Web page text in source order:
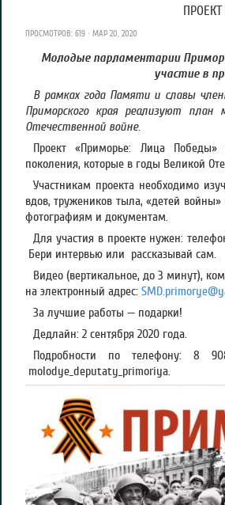
ПРОСМОТРОВ: 619 · МАР 20, 2020
Молодые парламентарии
участие в
В рамках года Памяти и славы
Приморского края реализуют
Отечественной войне.
Проект «Приморье: Лица Победы»
поколения, которые в годы Великой
Участникам проекта необходимо
вдов, тружеников тыла, «детей
фотографиям и документам.
Для участия в проекте нужен:
Бери интервью или рассказывай сам.
Видео (вертикальное, до 3 минут),
на электронный адрес:
За лучшие работы — подарки!
Дедлайн: 2 сентября 2020 года.
Подробности по телефону: 8
molodye_deputaty_primoriya.